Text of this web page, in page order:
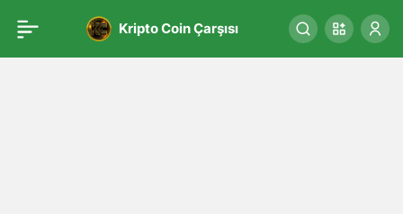
Kripto Coin Çarşısı